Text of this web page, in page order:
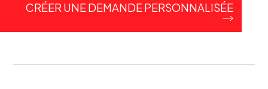
CRÉER UNE DEMANDE PERSONNALISÉE